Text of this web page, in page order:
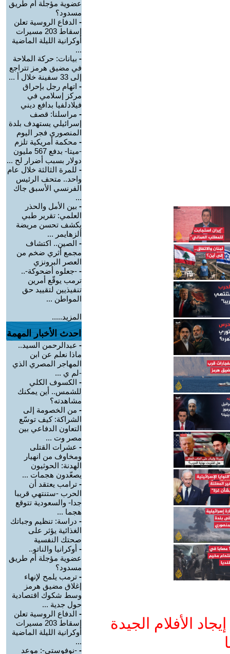
الأفلام الجيدة
عضوية مؤجلة أم طريق
مسدود؟
- الدفاع الروسية تعلن
إسقاط 203 مسيرات
أوكرانية الليلة الماضية
...
- بيانات: حركة الملاحة
في مضيق هرمز تتراجع
إلى 33 سفينة خلال أ ...
- اتهام رجل بإحراق
مركز إسلامي في
فيلادلفيا بدافع ديني
- مراسلنا: قصف
إسرائيلي يستهدف بلدة
المنصوري فجر اليوم
- محكمة أمريكية تلزم
-ميتا- بدفع 567 مليون
دولار بسبب أضرار لح ...
- للمرة الثالثة خلال عام
واحد.. متحف الرئيس
الفرنسي الأسبق جاك
...
- بين الأمل والحذر
العلمي: تقرير طبي
يكشف تحسن مريضة
ألزهايمر ...
- الصين.. اكتشاف
مجمع أثري ضخم من
العصر البرونزي
- -جعلوه أضحوكة-..
ترمب يوقّع أمرين
تنفيذيين لتقييد حق
المواطن ...
المزيد.....
احدث الأخبار المهمة
- عبدالرحمن السيد..
ماذا نعلم عن ابن
المهاجر المصري الذي
-لم ي ...
- الكسوف الكلي
للشمس.. أين يمكنك
مشاهدته؟
- من الخصومة إلى
الشراكة: كيف توسّع
التعاون الدفاعي بين
مصر وت ...
- عشرات القتلى
ومخاوف من انهيار
الهدنة: الحوثيون
يصعّدون هجمات ...
- ترامب يعتقد أن
الحرب -ستنتهي قريبا
جدا- والسعودية تتوقع
هجما ...
- دراسة: تنظيم وجباتك
الغذائية يؤثر على
صحتك النفسية
- أوكرانيا والناتو..
عضوية مؤجلة أم طريق
مسدود؟
- ترمب يلمح لإنهاء
إغلاق مضيق هرمز
وسط شكوك اقتصادية
حول جدية ...
- الدفاع الروسية تعلن
إسقاط 203 مسيرات
أوكرانية الليلة الماضية
...
- -نوفوستي-: موعد